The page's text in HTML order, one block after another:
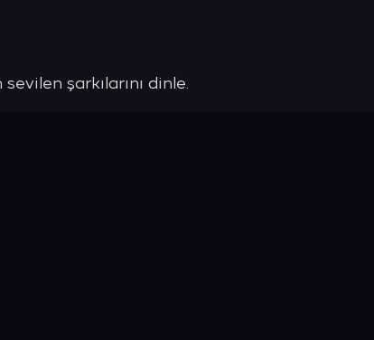
şarkılarını dinle.